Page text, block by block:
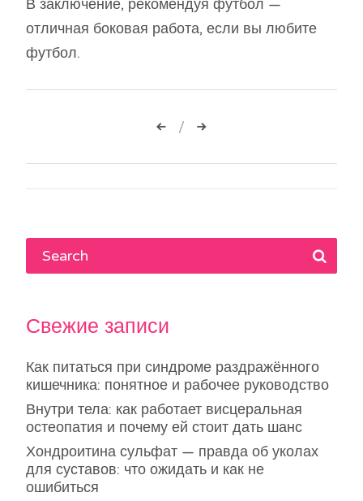
В заключение, рекомендуя футбол —
отличная боковая работа, если вы любите
футбол.
Навигация
по
Свежие записи
Как питаться при синдроме раздражённого
кишечника: понятное и рабочее руководство
Внутри тела: как работает висцеральная
остеопатия и почему ей стоит дать шанс
Хондроитина сульфат — правда об уколах
для суставов: что ожидать и как не
ошибиться